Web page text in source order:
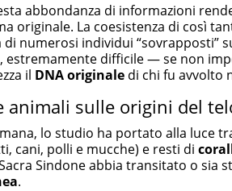
abbondanza di informazioni
originale. La coesistenza di così
di numerosi individui “sovrapposti”
estremamente difficile — se non
il DNA originale di chi fu avvolto
animali sulle origini del
lo studio ha portato alla luce
cani, polli e mucche) e resti di
Sindone abbia transitato o sia
.